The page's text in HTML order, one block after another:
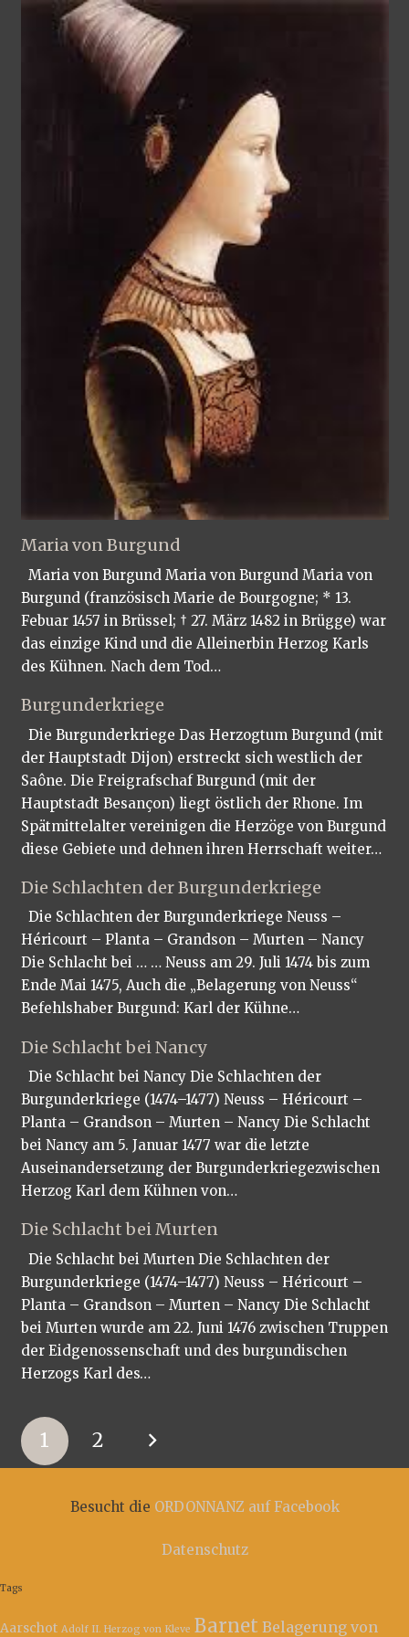
Maria von Burgund
Maria von Burgund Maria von Burgund Maria von
Burgund (französisch Marie de Bourgogne; * 13.
Febuar 1457 in Brüssel; † 27. März 1482 in Brügge) war
das einzige Kind und die Alleinerbin Herzog Karls
des Kühnen. Nach dem Tod…
Burgunderkriege
Die Burgunderkriege Das Herzogtum Burgund (mit
der Hauptstadt Dijon) erstreckt sich westlich der
Saône. Die Freigrafschaf Burgund (mit der
Hauptstadt Besançon) liegt östlich der Rhone. Im
Spätmittelalter vereinigen die Herzöge von Burgund
diese Gebiete und dehnen ihren Herrschaft weiter…
Die Schlachten der Burgunderkriege
Die Schlachten der Burgunderkriege Neuss –
Héricourt – Planta – Grandson – Murten – Nancy
Die Schlacht bei … … Neuss am 29. Juli 1474 bis zum
Ende Mai 1475, Auch die „Belagerung von Neuss“
Befehlshaber Burgund: Karl der Kühne…
Die Schlacht bei Nancy
Die Schlacht bei Nancy Die Schlachten der
Burgunderkriege (1474–1477) Neuss – Héricourt –
Planta – Grandson – Murten – Nancy Die Schlacht
bei Nancy am 5. Januar 1477 war die letzte
Auseinandersetzung der Burgunderkriegezwischen
Herzog Karl dem Kühnen von…
Die Schlacht bei Murten
Die Schlacht bei Murten Die Schlachten der
Burgunderkriege (1474–1477) Neuss – Héricourt –
Planta – Grandson – Murten – Nancy Die Schlacht
bei Murten wurde am 22. Juni 1476 zwischen Truppen
der Eidgenossenschaft und des burgundischen
Herzogs Karl des…
1 2
Besucht die ORDONNANZ auf Facebook
Datenschutz
Tags
Aarschot Adolf II. Herzog von Kleve Barnet Belagerung von